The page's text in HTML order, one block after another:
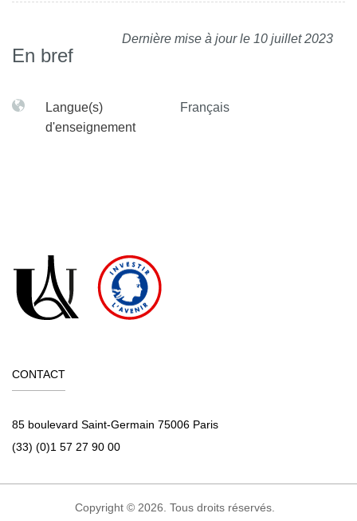
Dernière mise à jour le 10 juillet 2023
En bref
Langue(s)
d'enseignement
Français
CONTACT
85 boulevard Saint-Germain 75006 Paris
(33) (0)1 57 27 90 00
Copyright © 2026. Tous droits réservés.